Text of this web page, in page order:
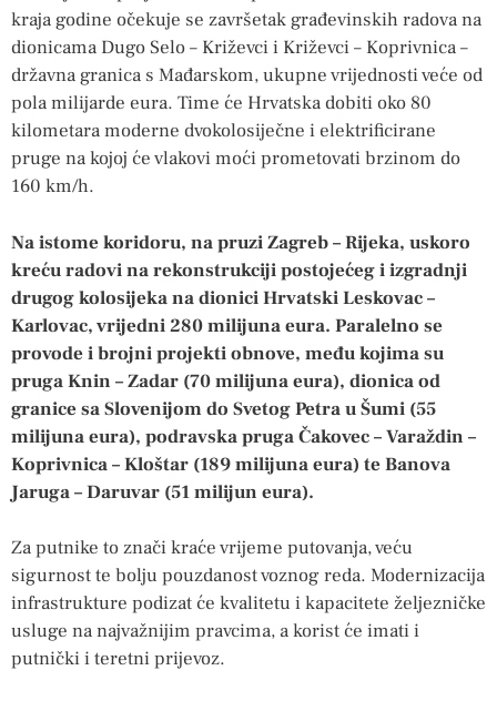
kraja godine očekuje se završetak građevinskih radova na
dionicama Dugo Selo – Križevci i Križevci – Koprivnica –
državna granica s Mađarskom, ukupne vrijednosti veće od
pola milijarde eura. Time će Hrvatska dobiti oko 80
kilometara moderne dvokolosiječne i elektrificirane
pruge na kojoj će vlakovi moći prometovati brzinom do
160 km/h.
Na istome koridoru, na pruzi Zagreb – Rijeka, uskoro
kreću radovi na rekonstrukciji postojećeg i izgradnji
drugog kolosijeka na dionici Hrvatski Leskovac –
Karlovac, vrijedni 280 milijuna eura. Paralelno se
provode i brojni projekti obnove, među kojima su
pruga Knin – Zadar (70 milijuna eura), dionica od
granice sa Slovenijom do Svetog Petra u Šumi (55
milijuna eura), podravska pruga Čakovec – Varaždin –
Koprivnica – Kloštar (189 milijuna eura) te Banova
Jaruga – Daruvar (51 milijun eura).
Za putnike to znači kraće vrijeme putovanja, veću
sigurnost te bolju pouzdanost voznog reda. Modernizacija
infrastrukture podizat će kvalitetu i kapacitete željezničke
usluge na najvažnijim pravcima, a korist će imati i
putnički i teretni prijevoz.